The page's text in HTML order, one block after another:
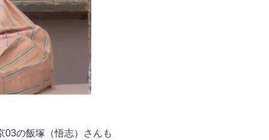
の飯塚（悟志）さんも